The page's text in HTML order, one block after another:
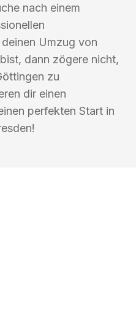
nach einem
Umzug von
dann zögere nicht,
zu
dir einen
perfekten Start in